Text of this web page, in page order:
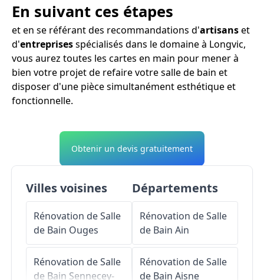
En suivant ces étapes
et en se référant des recommandations d'artisanset
d'entreprisesspécialisés dans le domaine à Longvic,
vous aurez toutes les cartes en main pour mener à
bien votre projet de refaire votre salle de bain et
disposer d'une pièce simultanément esthétique et
fonctionnelle.
Obtenir un devis gratuitement
Villes voisines
Rénovation de Salle
de Bain Ouges
Rénovation de Salle
de Bain Sennecey-
Départements
Rénovation de Salle
de Bain Ain
Rénovation de Salle
de Bain Aisne